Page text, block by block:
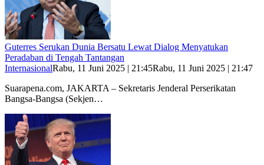
Guterres Serukan Dunia Bersatu Lewat Dialog Menyatukan
Peradaban di Tengah Tantangan
InternasionalRabu, 11 Juni 2025 | 21:45Rabu, 11 Juni 2025 | 21:47
Suarapena.com, JAKARTA – Sekretaris Jenderal Perserikatan
Bangsa-Bangsa (Sekjen…